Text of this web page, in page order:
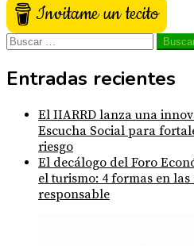
Invitame un tecito
Buscar:
Entradas recientes
El IIARRD lanza una
Escucha Social para
riesgo
El decálogo del Foro
el turismo: 4 formas en
responsable